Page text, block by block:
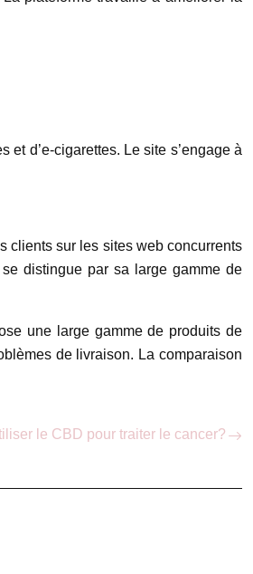
et d’e-cigarettes. Le site s’engage à
clients sur les sites web concurrents
distingue par sa large gamme de
une large gamme de produits de
de livraison. La comparaison
le CBD pour traiter le cancer?